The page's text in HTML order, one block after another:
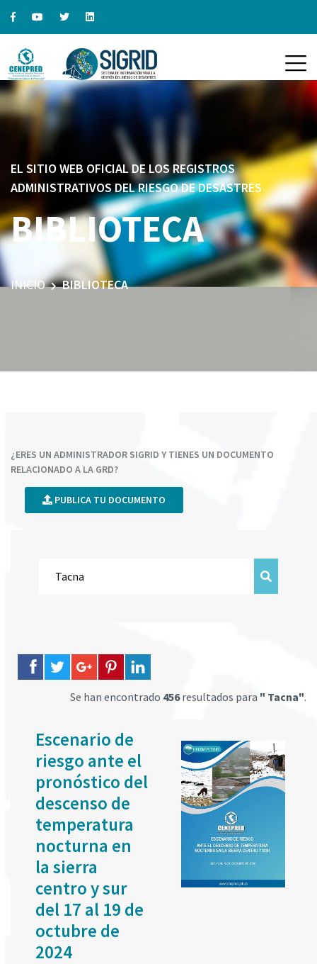
EL SITIO WEB OFICIAL DE LOS REGISTROS
ADMINISTRATIVOS DEL RIESGO DE DESASTRES
BIBLIOTECA
INICIO BIBLIOTECA
¿ERES UN ADMINISTRADOR SIGRID Y TIENES UN DOCUMENTO
RELACIONADO A LA GRD?
PUBLICA TU DOCUMENTO
Se han encontrado 456resultados para " Tacna".
Escenario de
riesgo ante el
pronóstico del
descenso de
temperatura
nocturna en
la sierra
centro y sur
del 17 al 19 de
octubre de
2024